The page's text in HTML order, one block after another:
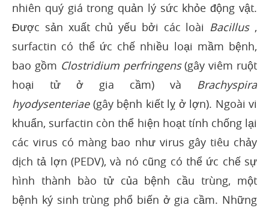
nhiên quý giá trong quản lý sức khỏe động vật.
Được sản xuất chủ yếu bởi các loài Bacillus,
surfactin có thể ức chế nhiều loại mầm bệnh,
bao gồm Clostridium perfringens(gây viêm ruột
hoại tử ở gia cầm) và Brachyspira
hyodysenteriae(gây bệnh kiết lỵ ở lợn). Ngoài vi
khuẩn, surfactin còn thể hiện hoạt tính chống lại
các virus có màng bao như virus gây tiêu chảy
dịch tả lợn (PEDV), và nó cũng có thể ức chế sự
hình thành bào tử của bệnh cầu trùng, một
bệnh ký sinh trùng phổ biến ở gia cầm. Những